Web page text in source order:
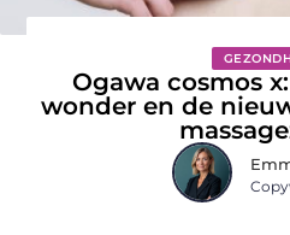
Ogawa cosmos
wonder en de